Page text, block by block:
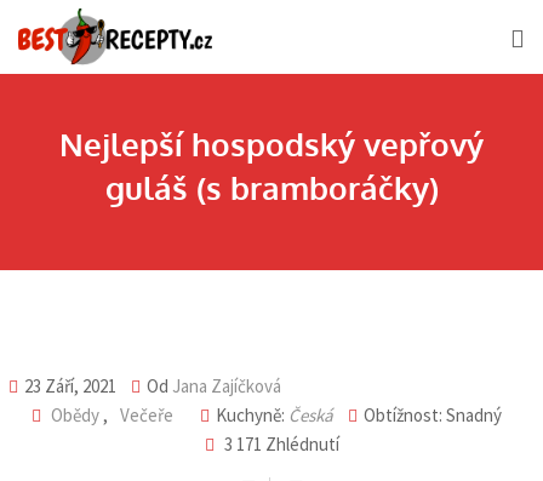
to
Nejlepší hospodský vepřový
guláš (s bramboráčky)
23 Září, 2021 Od Jana Zajíčková
Obědy , Večeře Kuchyně: Česká
Obtížnost: Snadný
3 171 Zhlédnutí